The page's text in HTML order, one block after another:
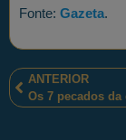
Fonte: Gazeta.
ANTERIOR